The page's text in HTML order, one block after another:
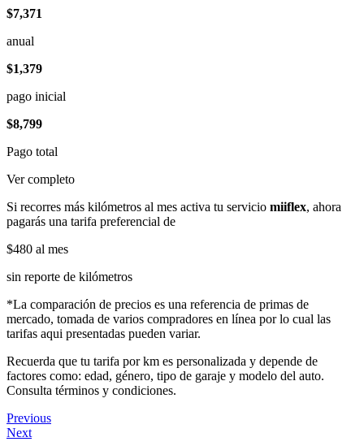
$7,371
anual
$1,379
pago inicial
$8,799
Pago total
Ver completo
Si recorres más kilómetros al mes activa tu servicio miiflex, ahora
pagarás una tarifa preferencial de
$480 al mes
sin reporte de kilómetros
*La comparación de precios es una referencia de primas de
mercado, tomada de varios compradores en línea por lo cual las
tarifas aqui presentadas pueden variar.
Recuerda que tu tarifa por km es personalizada y depende de
factores como: edad, género, tipo de garaje y modelo del auto.
Consulta términos y condiciones.
Previous
Next